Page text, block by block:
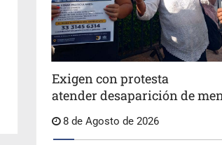
Exigen con protesta
atender desaparición de
8 de Agosto de 2026